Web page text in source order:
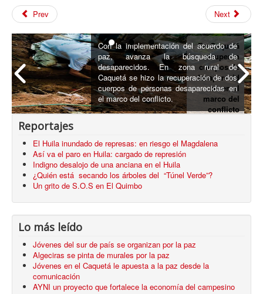
Prev Next
En Caquetá
recuperan
cuerpos de
desaparecid
os en el
marco del
conflicto
Con la implementación del acuerdo de
paz, avanza la búsqueda de
desaparecidos. En zona rural de
Caquetá se hizo la recuperación de dos
cuerpos de personas desaparecidas en
el marco del conflicto.
Reportajes
El Huila inundado de represas: en riesgo el Magdalena
Así va el paro en Huila: cargado de represión
Indigno desalojo de una anciana en el Huila
¿Quién está secando los árboles del “Túnel Verde”?
Un grito de S.O.S en El Quimbo
Lo más leído
Jóvenes del sur de país se organizan por la paz
Algeciras se pinta de murales por la paz
Jóvenes en el Caquetá le apuesta a la paz desde la
comunicación
AYNI un proyecto que fortalece la economía del campesino